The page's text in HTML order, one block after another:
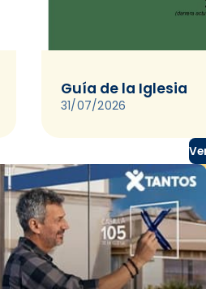
Guía de la Iglesia
31/07/2026